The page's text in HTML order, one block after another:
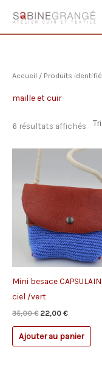
contenu
Accueil / Produits
maille et cuir
6 résultats affichés Trié
plus
Mini besace
ciel /vert
35,00€ Le
initial
22,00 €Le
actuel
Ajouter au panier